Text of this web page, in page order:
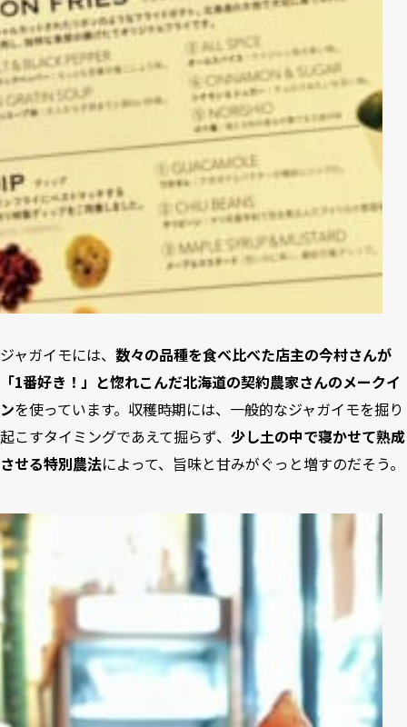
ジャガイモには、 数々の品種を食べ比べた店主の今村さんが
「1番好き！」と惚れこんだ北海道の契約農家さんのメークイ
ンを使っています。収穫時期には、一般的なジャガイモを掘り
起こすタイミングであえて掘らず、 少し土の中で寝かせて熟成
させる特別農法によって、旨味と甘みがぐっと増すのだそう。